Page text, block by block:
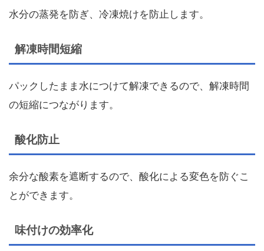
水分の蒸発を防ぎ、冷凍焼けを防止します。
解凍時間短縮
パックしたまま水につけて解凍できるので、解凍時間
の短縮につながります。
酸化防止
余分な酸素を遮断するので、酸化による変色を防ぐこ
とができます。
味付けの効率化